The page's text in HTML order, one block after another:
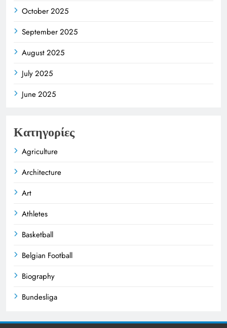
October 2025
September 2025
August 2025
July 2025
June 2025
Κατηγορίες
Agriculture
Architecture
Art
Athletes
Basketball
Belgian Football
Biography
Bundesliga